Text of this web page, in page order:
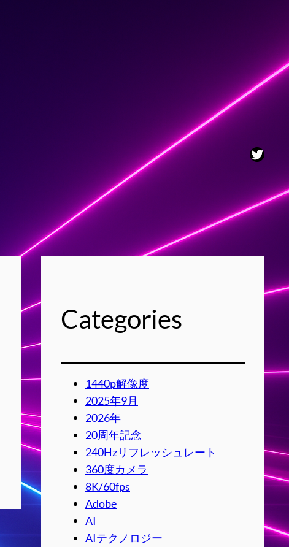
Categories
1440p解像度
2025年9月
2026年
20周年記念
240Hzリフレッシュレート
360度カメラ
8K/60fps
Adobe
AI
AIテクノロジー